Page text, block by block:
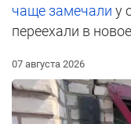
чаще замечали у
переехали в
07 августа 2026